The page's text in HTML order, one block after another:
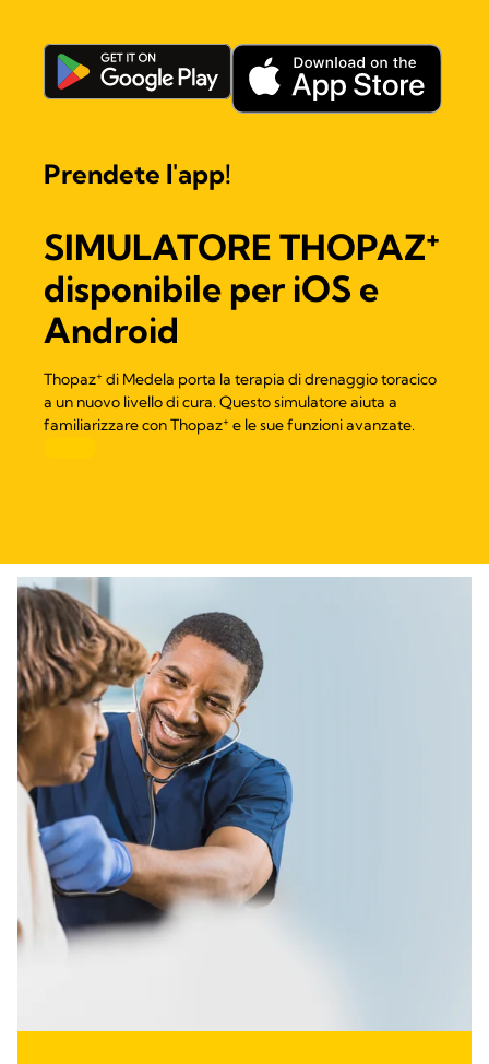
Prendete l'app!
SIMULATORE THOPAZ+
disponibile per iOS e
Android
Thopaz+ di Medela porta la terapia di drenaggio toracico
a un nuovo livello di cura. Questo simulatore aiuta a
familiarizzare con Thopaz+ e le sue funzioni avanzate.